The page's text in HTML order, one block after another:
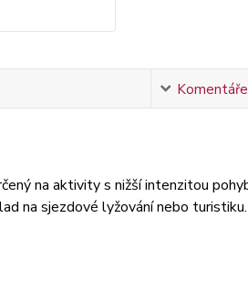
Komentáře
na aktivity s nižší intenzitou
na sjezdové lyžování nebo turistiku.